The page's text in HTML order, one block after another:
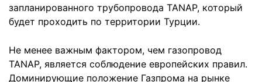
запланированного трубопровода TANAP, который
будет проходить по территории Турции.
Не менее важным фактором, чем газопровод
TANAP, является соблюдение европейских правил.
Доминирующие положение Газпрома на рынке